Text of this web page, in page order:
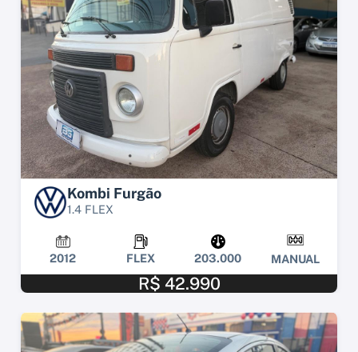
Kombi Furgão
1.4 FLEX
2012 FLEX 203.000 MANUAL
R$ 42.990